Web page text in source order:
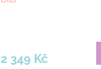
2 349 Kč